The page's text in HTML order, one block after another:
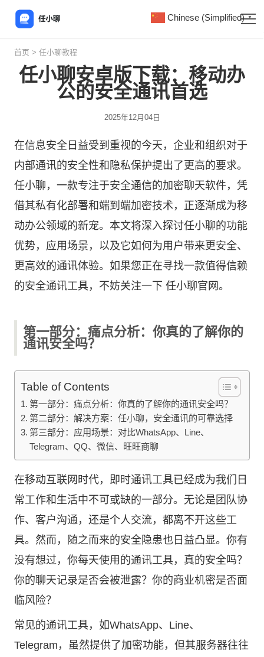
首页 > 任小聊教程
任小聊安卓版下载：移动办
公的安全通讯首选
2025年12月04日
在信息安全日益受到重视的今天，企业和组织对于
内部通讯的安全性和隐私保护提出了更高的要求。
任小聊，一款专注于安全通信的加密聊天软件，凭
借其私有化部署和端到端加密技术，正逐渐成为移
动办公领域的新宠。本文将深入探讨任小聊的功能
优势，应用场景，以及它如何为用户带来更安全、
更高效的通讯体验。如果您正在寻找一款值得信赖
的安全通讯工具，不妨关注一下 任小聊官网。
第一部分：痛点分析：你真的了解你的
通讯安全吗？
Table of Contents
第一部分：痛点分析：你真的了解你的通讯安全吗？
第二部分：解决方案：任小聊，安全通讯的可靠选择
第三部分：应用场景：对比WhatsApp、Line、
Telegram、QQ、微信、旺旺商聊
在移动互联网时代，即时通讯工具已经成为我们日
常工作和生活中不可或缺的一部分。无论是团队协
作、客户沟通，还是个人交流，都离不开这些工
具。然而，随之而来的安全隐患也日益凸显。你有
没有想过，你每天使用的通讯工具，真的安全吗？
你的聊天记录是否会被泄露？你的商业机密是否面
临风险？
常见的通讯工具，如WhatsApp、Line、
Telegram，虽然提供了加密功能，但其服务器往往
Chinese (Simplified) ▼